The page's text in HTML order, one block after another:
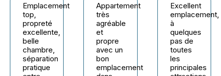
Emplacement
top,
propreté
excellente,
belle
chambre,
séparation
pratique
Appartement
très
agréable
et
propre
avec un
bon
emplacement
Excellent
emplacement,
à
quelques
pas de
toutes
les
principales